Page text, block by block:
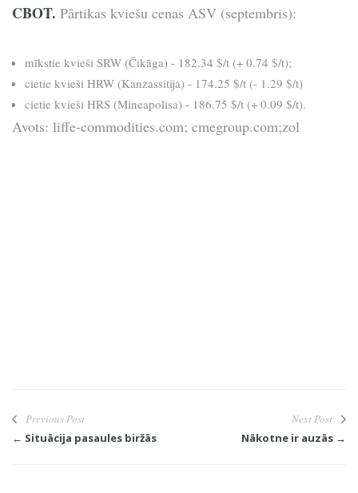
CBOT. Pārtikas kviešu cenas ASV (septembris):
mīkstie kvieši SRW (Čikāga) - 182.34 $/t (+ 0.74 $/t);
cietie kvieši HRW (Kanzassitija) - 174.25 $/t (- 1.29 $/t)
cietie kvieši HRS (Mineapolisa) - 186.75 $/t (+ 0.09 $/t).
Avots: liffe-commodities.com; cmegroup.com;zol
Previous Post
← Situācija pasaules biržās
Next Post
Nākotne ir auzās →